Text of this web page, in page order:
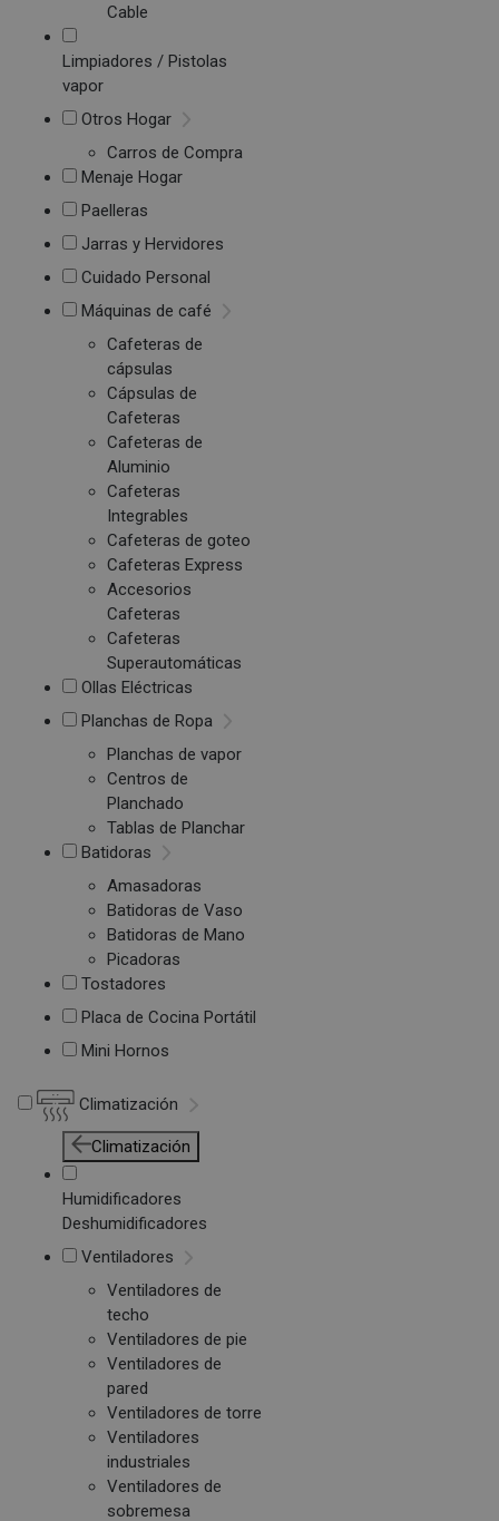
Cable
Limpiadores / Pistolas
vapor
Otros Hogar
Carros de Compra
Menaje Hogar
Paelleras
Jarras y Hervidores
Cuidado Personal
Máquinas de café
Cafeteras de
cápsulas
Cápsulas de
Cafeteras
Cafeteras de
Aluminio
Cafeteras
Integrables
Cafeteras de goteo
Cafeteras Express
Accesorios
Cafeteras
Cafeteras
Superautomáticas
Ollas Eléctricas
Planchas de Ropa
Planchas de vapor
Centros de
Planchado
Tablas de Planchar
Batidoras
Amasadoras
Batidoras de Vaso
Batidoras de Mano
Picadoras
Tostadores
Placa de Cocina Portátil
Mini Hornos
Climatización
Climatización
Humidificadores
Deshumidificadores
Ventiladores
Ventiladores de
techo
Ventiladores de pie
Ventiladores de
pared
Ventiladores de torre
Ventiladores
industriales
Ventiladores de
sobremesa